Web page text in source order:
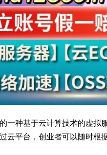
一种基于云计算技术的虚拟
云平台，创业者可以随时根